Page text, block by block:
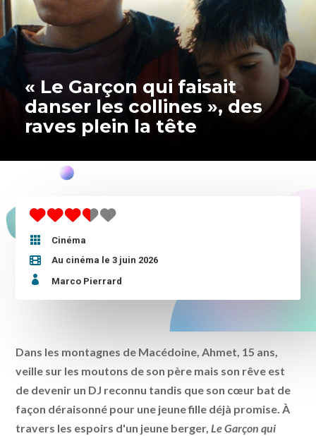
« Le Garçon qui faisait
danser les collines », des
raves plein la tête

Cinéma
Au cinéma le 3 juin 2026
 Marco Pierrard
Dans les montagnes de Macédoine, Ahmet, 15 ans,
veille sur les moutons de son père mais son rêve est
de devenir un DJ reconnu tandis que son cœur bat de
façon déraisonné pour une jeune fille déjà promise. À
travers les espoirs d'un jeune berger,Le Garçon qui